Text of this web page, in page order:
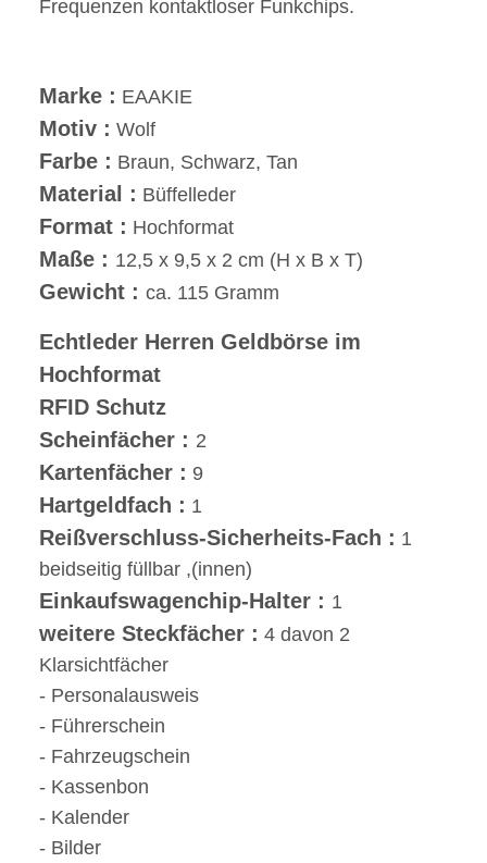
Frequenzen kontaktloser Funkchips.
Marke : EAAKIE
Motiv : Wolf
Farbe : Braun, Schwarz, Tan
Material : Büffelleder
Format : Hochformat
Maße : 12,5 x 9,5 x 2 cm (H x B x T)
Gewicht : ca. 115 Gramm
Echtleder Herren Geldbörse im
Hochformat
RFID Schutz
Scheinfächer : 2
Kartenfächer : 9
Hartgeldfach : 1
Reißverschluss-Sicherheits-Fach : 1
beidseitig füllbar ,(innen)
Einkaufswagenchip-Halter : 1
weitere Steckfächer : 4 davon 2
Klarsichtfächer
- Personalausweis
- Führerschein
- Fahrzeugschein
- Kassenbon
- Kalender
- Bilder